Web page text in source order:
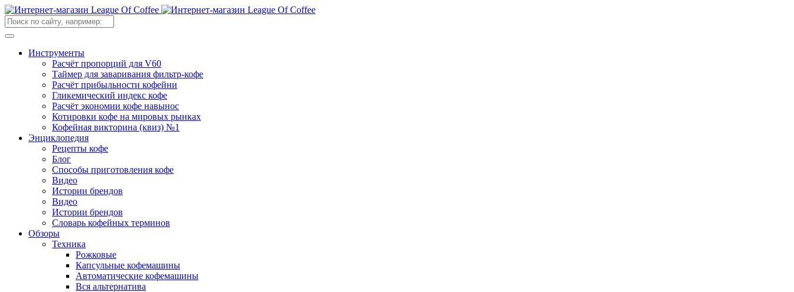
Инструменты
Расчёт пропорций для V60
Таймер для заваривания фильтр-кофе
Расчёт прибыльности кофейни
Гликемический индекс кофе
Расчёт экономии кофе навынос
Котировки кофе на мировых рынках
Кофейная викторина (квиз) №1
Энциклопедия
Рецепты кофе
Блог
Способы приготовления кофе
Видео
Истории брендов
Видео
Истории брендов
Словарь кофейных терминов
Обзоры
Техника
Рожковые
Капсульные кофемашины
Автоматические кофемашины
Вся альтернатива